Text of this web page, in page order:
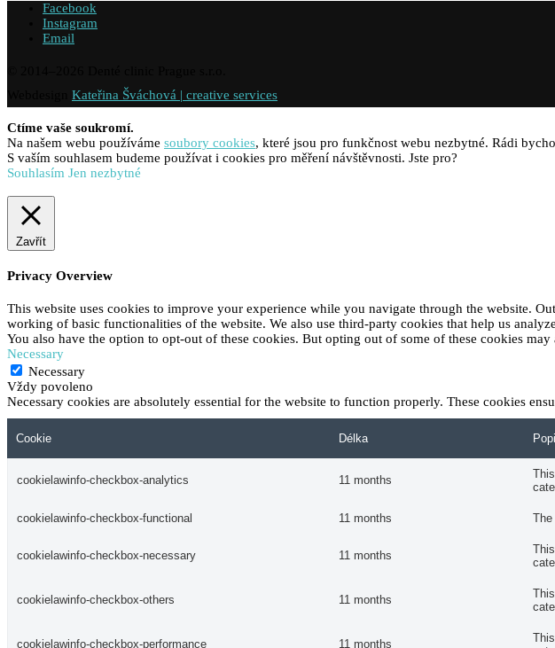
Facebook
Instagram
Email
Kateřina Šváchová | creative services
Ctíme vaše soukromí.
Na našem webu používáme soubory cookies, které jsou pro funkčnost webu nezbytné. Rádi
S vaším souhlasem budeme používat i cookies pro měření návštěvnosti. Jste pro?
Souhlasím Jen nezbytné
Zavřít
Privacy Overview
This website uses cookies to improve your experience while you navigate through the website.
working of basic functionalities of the website. We also use third-party cookies that help us
You also have the option to opt-out of these cookies. But opting out of some of these cookies
Necessary
Necessary
Vždy povoleno
Necessary cookies are absolutely essential for the website to function properly. These cookies
Cookie Délka
cookielawinfo-checkbox-analytics 11 months
cookielawinfo-checkbox-functional 11 months
cookielawinfo-checkbox-necessary 11 months
cookielawinfo-checkbox-others 11 months
cookielawinfo-checkbox-performance 11 months